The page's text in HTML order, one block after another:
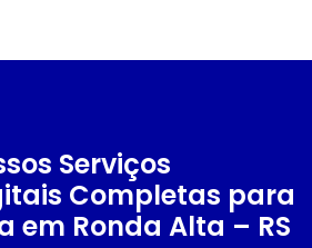
Serviços
Completas para
em Ronda Alta – RS